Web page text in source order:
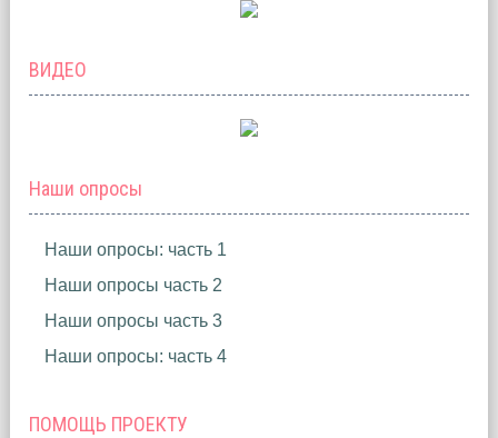
ВИДЕО
Наши опросы
Наши опросы: часть 1
Наши опросы часть 2
Наши опросы часть 3
Наши опросы: часть 4
ПОМОЩЬ ПРОЕКТУ